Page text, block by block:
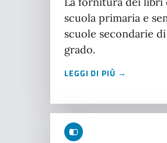
scuola primaria e
scuole secondarie
grado.
LEGGI DI PIÙ →